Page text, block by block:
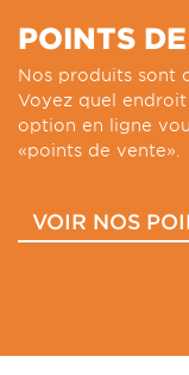
POINTS
Nos produits sont
Voyez quel
option en ligne
«points de vente».
VOIR NOS